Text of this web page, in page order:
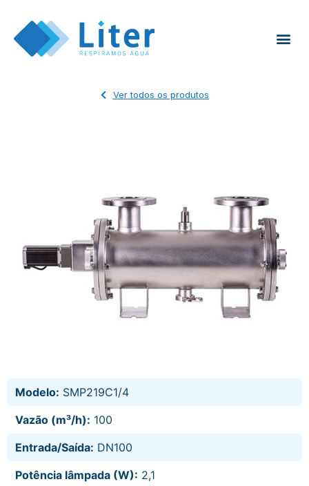
Ver todos os produtos
Modelo: SMP219C1/4
Vazão (m³/h): 100
Entrada/Saída: DN100
Potência lâmpada (W): 2,1